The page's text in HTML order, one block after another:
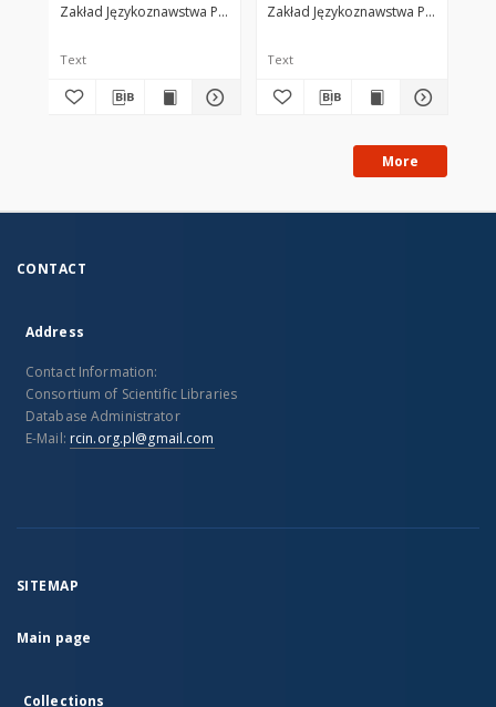
Zakład Językoznawstwa PAN w Warszawie
Text
Zakład Językoznawstwa PAN w
Text
More
CONTACT
Address
Contact Information:
Consortium of Scientific Libraries
Database Administrator
E-Mail: rcin.org.pl@gmail.com
SITEMAP
Main page
Collections